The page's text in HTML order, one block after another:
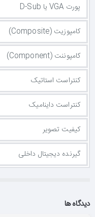
پورت VGA یا D-Sub
کامپوزیت (Composite)
کامپوننت (Component)
کنتراست استاتیک
کنتراست داینامیک
کیفیت تصویر
گیرنده دیجیتال داخلی
دیدگاه ها